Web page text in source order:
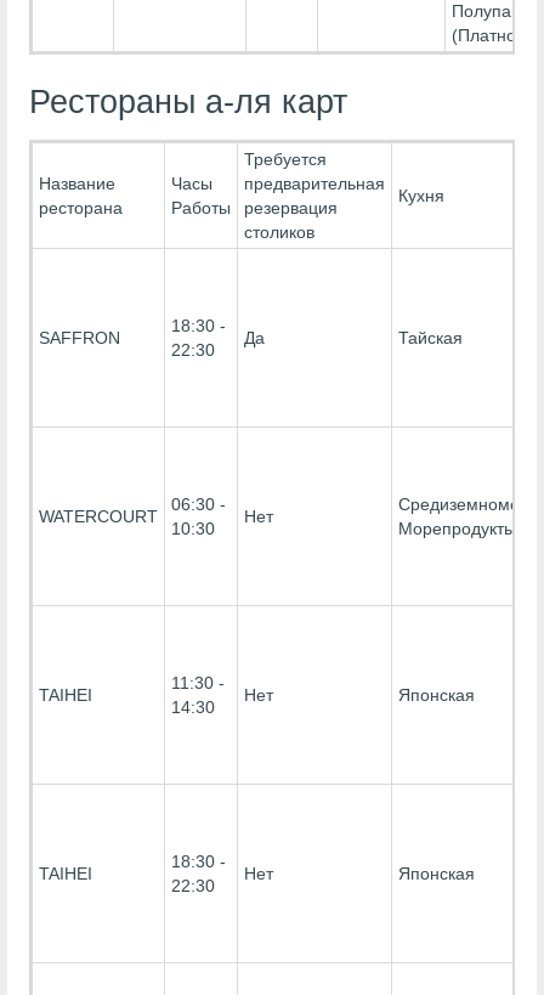
(Платно)
Рестораны а-ля карт
Название
ресторана
Часы
Работы
Требуется
предварительная
резервация
столиков
Кухня
SAFFRON
18:30 -
22:30
Да Тайская
WATERCOURT
06:30 -
10:30
Нет
Морепродукты
TAIHEI
11:30 -
14:30
Нет Японская
TAIHEI
18:30 -
22:30
Нет Японская